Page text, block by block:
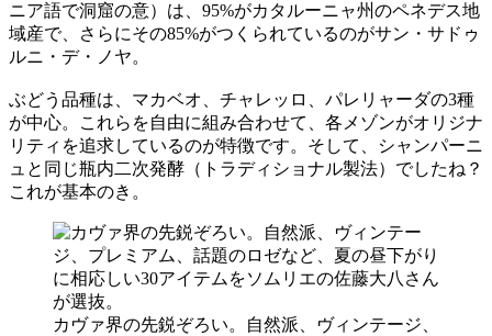
ニア語で洞窟の意）は、95%がカタルーニャ州のペネデス地
域産で、さらにその85%がつくられているのがサン・サドゥ
ルニ・デ・ノヤ。
ぶどう品種は、マカベオ、チャレッロ、パレリャーダの3種
が中心。これらを自由に組み合わせて、各メゾンがオリジナ
リティを追求しているのが特徴です。そして、シャンパーニ
ュと同じ瓶内二次発酵（トラディショナル製法）でしたね？
これが基本のき。
カヴァ界の先鋭ぞろい。自然派、ヴィンテージ、